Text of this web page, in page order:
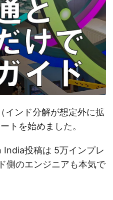
インド分解が想定外に拡
トを始めました。
投稿は 5万インプレ
側のエンジニアも本気で